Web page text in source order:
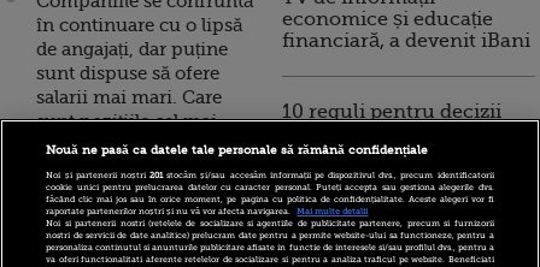
în continuare cu o lipsă
de angajați, dar puține
sunt dispuse să ofere
salarii mai mari. Care
sunt pozițiile cel mai
greu de ocupat
Unde vor să lucreze
românii. Cel mai căutat
domeniu de activitate
pentru angajare
economice și educație
financiară, a devenit iBani
10 reguli pentru decizii
Nouă ne pasă ca datele tale personale să rămână confidențiale
Noi și partenerii noștri201stocăm și/sau accesăm informații pe dispozitivul dvs., precum identificatorii
cookie unici pentru prelucrarea datelor cu caracter personal. Puteți accepta sau gestiona alegerile dvs.
făcând clic mai jos sau în orice moment, pe pagina cu politica de confidențialitate. Aceste alegeri vor fi
raportate partenerilor noștri și nu vă vor afecta navigarea.
Mai multe detalii
Noi si partenerii nostri (retelele de socializare si agentiile de publicitate partenere, precum si furnizorii
nostri de servicii de date analitice) prelucram date pentru a permite website-ului sa functioneze, pentru a
personaliza continutul si anunturile publicitare afisate in functie de interesele si/sau profilul dvs., pentru a
va oferi functionalitati aferente retelelor de socializare si pentru a analiza traficul pe website. Beneficiati